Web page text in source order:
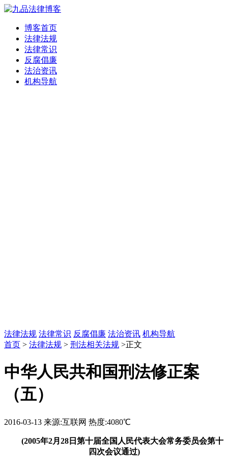
博客首页
法律法规
法律常识
反腐倡廉
法治资讯
机构导航
法律法规 法律常识 反腐倡廉 法治资讯 机构导航
首页 > 法律法规 > 刑法相关法规 >正文
中华人民共和国刑法修正案
（五）
2016-03-13 来源:互联网 热度:4080℃
(2005年2月28日第十届全国人民代表大会常务委员会第十
四次会议通过)